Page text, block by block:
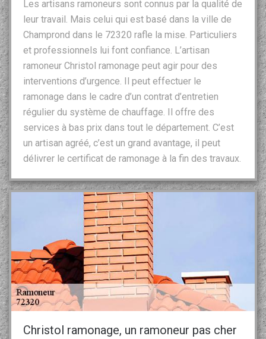
Les artisans ramoneurs sont connus par la qualité de
leur travail. Mais celui qui est basé dans la ville de
Champrond dans le 72320 rafle la mise. Particuliers
et professionnels lui font confiance. L’artisan
ramoneur Christol ramonage peut agir pour des
interventions d’urgence. Il peut effectuer le
ramonage dans le cadre d’un contrat d’entretien
régulier du système de chauffage. Il offre des
services à bas prix dans tout le département. C’est
un artisan agréé, c’est un grand avantage, il peut
délivrer le certificat de ramonage à la fin des travaux.
Christol ramonage, un ramoneur pas cher